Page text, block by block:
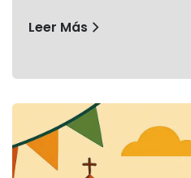
Leer Más